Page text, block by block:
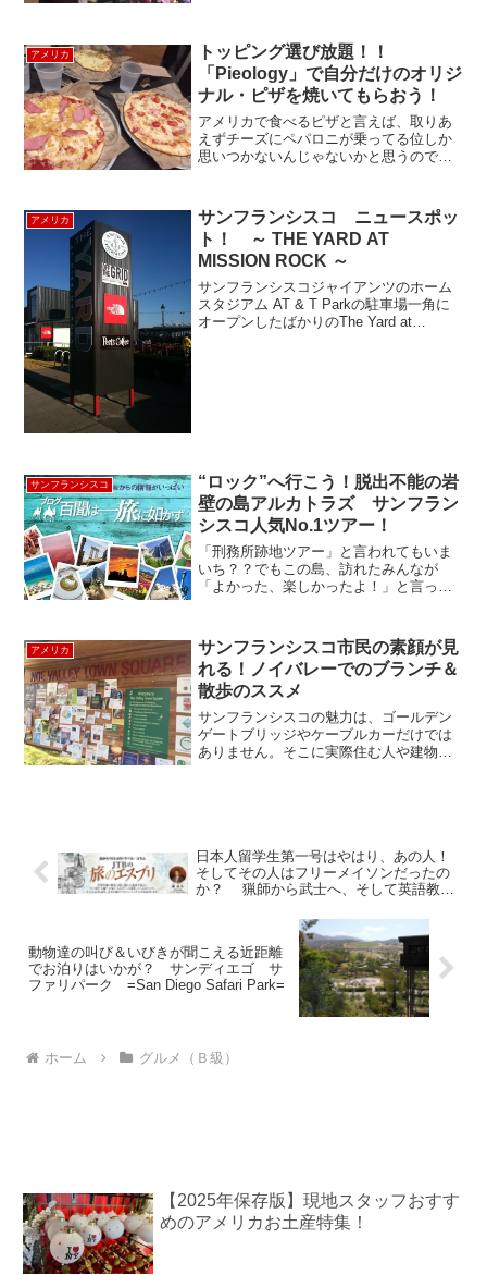
に新しく登場した、パリ生まれの可愛ら
しいジェラート屋さん A...
アメリカ
トッピング選び放題！！
「Pieology」で自分だけのオリジ
ナル・ピザを焼いてもらおう！
アメリカで食べるピザと言えば、取りあ
えずチーズにペパロニが乗ってる位しか
思いつかないんじゃないかと思うのです
ピザ界のサブウェイ。一人分の大きさ
(20cm位)の生...
アメリカ
サンフランシスコ ニュースポッ
ト！ ～ THE YARD AT
MISSION ROCK ～
サンフランシスコジャイアンツのホーム
スタジアム AT & T Parkの駐車場一角に
オープンしたばかりのThe Yard at
サンフランシスコ
“ロック”へ行こう！脱出不能の岩
壁の島アルカトラズ サンフラン
シスコ人気No.1ツアー！
「刑務所跡地ツアー」と言われてもいま
いち？？でもこの島、訪れたみんなが
「よかった、楽しかったよ！」と言って
小さな島。1934年から約30年、脱出不可
能と言われた刑務所...
アメリカ
サンフランシスコ市民の素顔が見
れる！ノイバレーでのブランチ＆
散歩のススメ
サンフランシスコの魅力は、ゴールデン
ゲートブリッジやケーブルカーだけでは
ありません。そこに実際住む人や建物が
日本人留学生第一号はやはり、あの人！
そしてその人はフリーメイソンだったの
か？ 猟師から武士へ、そして英語教師
動物達の叫び＆いびきが聞こえる近距離
でお泊りはいかが？ サンディエゴ サ
ファリパーク =San Diego Safari Park=
ホーム グルメ（Ｂ級）
【2025年保存版】現地スタッフおすす
めのアメリカお土産特集！